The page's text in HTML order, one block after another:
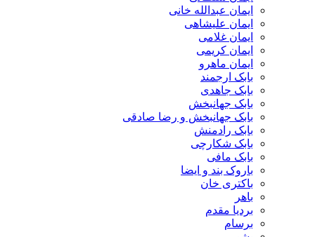
ایمان عبدالله خانی
ایمان علیشاهی
ایمان غلامی
ایمان کریمی
ایمان ماهرو
بابک ارجمند
بابک جاهدی
بابک جهانبخش
بابک جهانبخش و رضا صادقی
بابک رادمنش
بابک شکارچی
بابک مافی
باروک بند و ایضا
باکتری خان
باهر
بردیا مقدم
برسام